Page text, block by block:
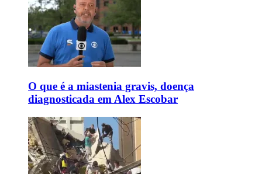
O que é a miastenia gravis, doença
diagnosticada em Alex Escobar